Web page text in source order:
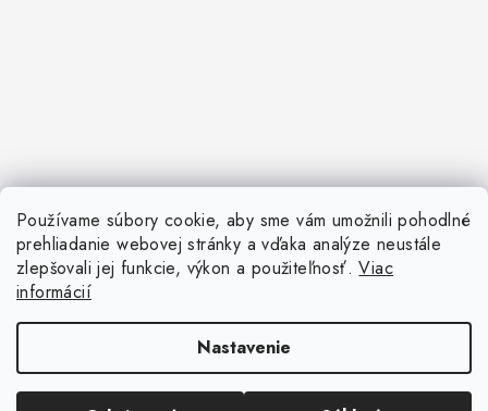
Používame súbory cookie, aby sme vám umožnili pohodlné
prehliadanie webovej stránky a vďaka analýze neustále
zlepšovali jej funkcie, výkon a použiteľnosť.Viac
informácií
Nastavenie
Sledovať na Instagrame